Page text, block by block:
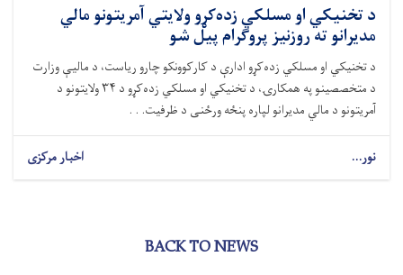
د تخنیکي او مسلکي زده‌کړو ولایتي آمریتونو مالي
مدیرانو ته روزنیز پروګرام پیل شو
د تخنیکي او مسلکي زده‌کړو ادارې د کارکوونکو چارو ریاست، د مالیې وزارت
د متخصصینو په همکارۍ، د تخنیکي او مسلکي زده‌کړو د ۳۴ ولایتونو د
آمریتونو د مالي مدیرانو لپاره پنځه ورځنی د ظرفیت. . .
نور... اخبار مرکزی
BACK TO NEWS